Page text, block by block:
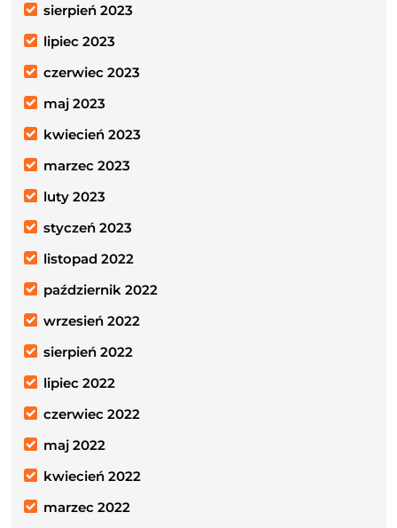
sierpień 2023
lipiec 2023
czerwiec 2023
maj 2023
kwiecień 2023
marzec 2023
luty 2023
styczeń 2023
listopad 2022
październik 2022
wrzesień 2022
sierpień 2022
lipiec 2022
czerwiec 2022
maj 2022
kwiecień 2022
marzec 2022